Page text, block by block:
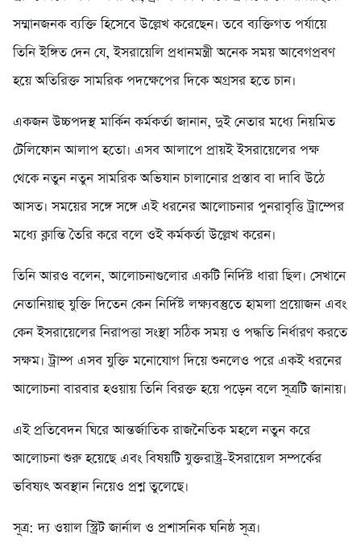
সম্মানজনক ব্যক্তি হিসেবে উল্লেখ করেছেন। তবে ব্যক্তিগত পর্যায়ে
তিনি ইঙ্গিত দেন যে, ইসরায়েলি প্রধানমন্ত্রী অনেক সময় আবেগপ্রবণ
হয়ে অতিরিক্ত সামরিক পদক্ষেপের দিকে অগ্রসর হতে চান।
একজন উচ্চপদস্থ মার্কিন কর্মকর্তা জানান, দুই নেতার মধ্যে নিয়মিত
টেলিফোন আলাপ হতো। এসব আলাপে প্রায়ই ইসরায়েলের পক্ষ
থেকে নতুন নতুন সামরিক অভিযান চালানোর প্রস্তাব বা দাবি উঠে
আসত। সময়ের সঙ্গে সঙ্গে এই ধরনের আলোচনার পুনরাবৃত্তি ট্রাম্পের
মধ্যে ক্লান্তি তৈরি করে বলে ওই কর্মকর্তা উল্লেখ করেন।
তিনি আরও বলেন, আলোচনাগুলোর একটি নির্দিষ্ট ধারা ছিল। সেখানে
নেতানিয়াহু যুক্তি দিতেন কেন নির্দিষ্ট লক্ষ্যবস্তুতে হামলা প্রয়োজন এবং
কেন ইসরায়েলের নিরাপত্তা সংস্থা সঠিক সময় ও পদ্ধতি নির্ধারণ করতে
সক্ষম। ট্রাম্প এসব যুক্তি মনোযোগ দিয়ে শুনলেও পরে একই ধরনের
আলোচনা বারবার হওয়ায় তিনি বিরক্ত হয়ে পড়েন বলে সূত্রটি জানায়।
এই প্রতিবেদন ঘিরে আন্তর্জাতিক রাজনৈতিক মহলে নতুন করে
আলোচনা শুরু হয়েছে এবং বিষয়টি যুক্তরাষ্ট্র-ইসরায়েল সম্পর্কের
ভবিষ্যৎ অবস্থান নিয়েও প্রশ্ন তুলেছে।
সূত্র: দ্য ওয়াল স্ট্রিট জার্নাল ও প্রশাসনিক ঘনিষ্ঠ সূত্র।